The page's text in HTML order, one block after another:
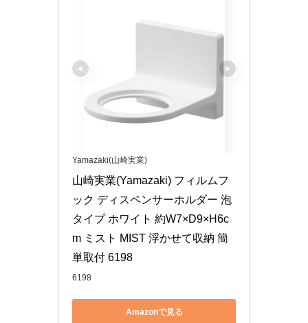
Yamazaki(山崎実業)
山崎実業(Yamazaki) フィルムフ
ック ディスペンサーホルダー 泡
タイプ ホワイト 約W7×D9×H6c
m ミスト MIST 浮かせて収納 簡
単取付 6198
6198
Amazonで見る